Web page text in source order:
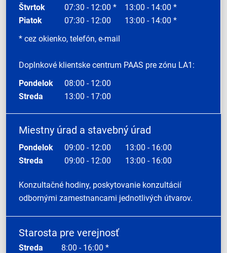
Štvrtok
07:30 - 12:00 *
13:00 - 14:00 *
Piatok
07:30 - 12:00
13:00 - 14:00 *
* cez okienko, telefón, e-mail
Doplnkové klientske centrum PAAS pre zónu LA1:
Pondelok
08:00 - 12:00
Streda
13:00 - 17:00
Miestny úrad a stavebný úrad
Pondelok 09:00 - 12:00
13:00 - 16:00
Streda
09:00 - 12:00 13:00 - 16:00
Konzultačné hodiny, poskytovanie konzultácií
odbornými zamestnancami jednotlivých útvarov.
Starosta pre verejnosť
Streda 8:00 - 16:00 *